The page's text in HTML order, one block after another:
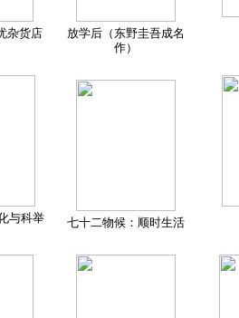
杂货店
放学后（东野圭吾成名
作）
与科举 七十二物候：顺时生活